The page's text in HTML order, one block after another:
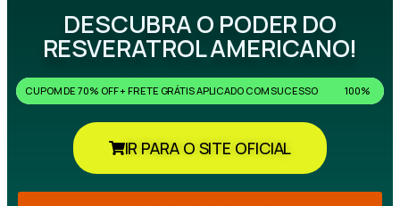
DESCUBRA O PODER DO
RESVERATROL AMERICANO!
CUPOM DE 70% OFF + FRETE GRÁTIS APLICADO COM SUCESSO 100%
IR PARA O SITE OFICIAL